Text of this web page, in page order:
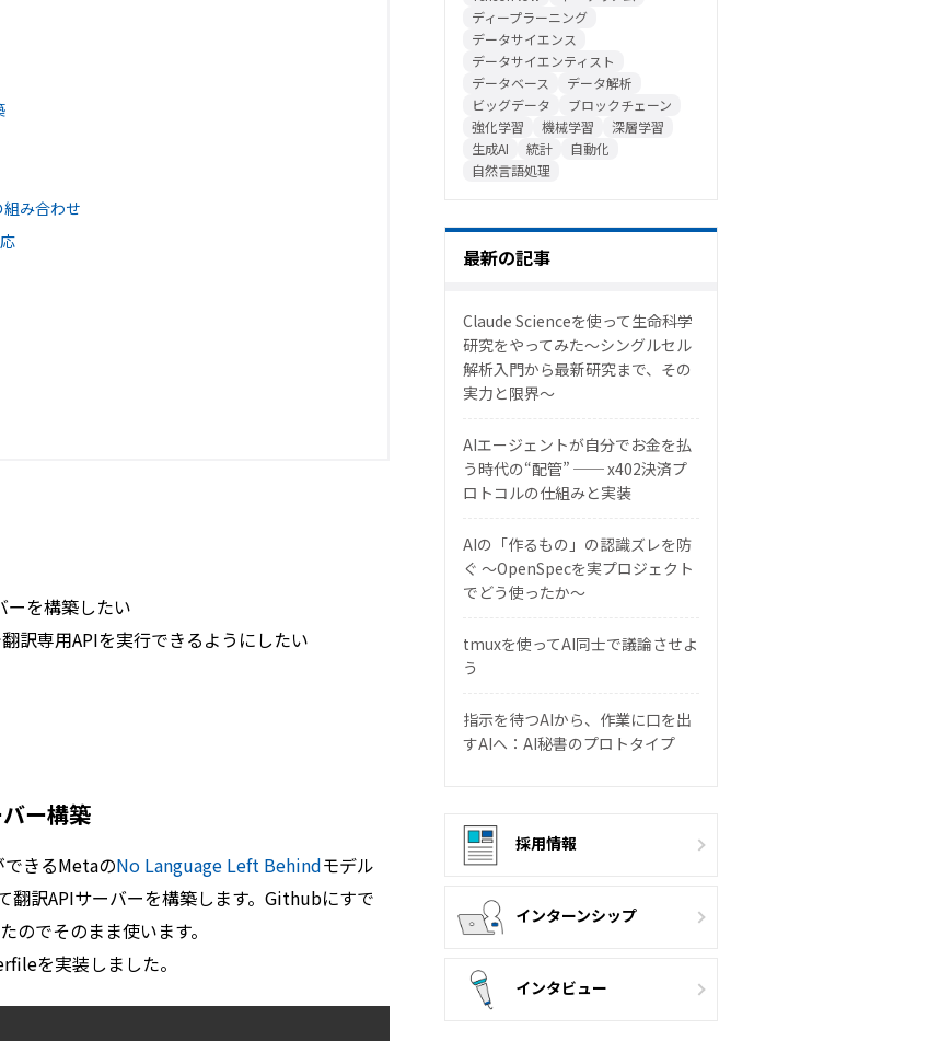
み合わせ
ーを構築したい
専用APIを実行できるようにしたい
ー構築
きるMetaのNo Language Left Behindモデル
翻訳APIサーバーを構築します。Githubにすで
のでそのまま使います。
を実装しました。
ディープラーニング
データサイエンス
データサイエンティスト
データベース
データ解析
ビッグデータ
ブロックチェーン
強化学習
機械学習
深層学習
生成AI
統計
自動化
自然言語処理
最新の記事
Claude Scienceを使って生命科学
研究をやってみた〜シングルセル
解析入門から最新研究まで、その
実力と限界〜
AIエージェントが自分でお金を払
う時代の“配管” ── x402決済プ
ロトコルの仕組みと実装
AIの「作るもの」の認識ズレを防
ぐ 〜OpenSpecを実プロジェクト
でどう使ったか〜
tmuxを使ってAI同士で議論させよ
う
指示を待つAIから、作業に口を出
すAIへ：AI秘書のプロトタイプ
採用情報
インターンシップ
インタビュー